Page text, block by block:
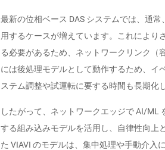
最新の位相ベース DAS システムでは、通常
用するケースが増えています。これにより
る必要があるため、ネットワークリンク（
には後処理モデルとして動作するため、イ
ステム調整や試運転に要する時間も長期化
したがって、ネットワークエッジでAI/ML
する組み込みモデルを活用し、自律性向上
た VIAVI のモデルは、集中処理や手動介入